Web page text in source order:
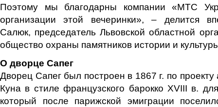
Поэтому мы благодарны компании «МТС
организации этой вечеринки», – делится
Салюк, председатель Львовской областной
общество охраны памятников истории и
О дворце Сапег
Дворец Сапег был построен в 1867 г. по
Куна в стиле французского барокко XVIII в.
который после парижской эмиграции